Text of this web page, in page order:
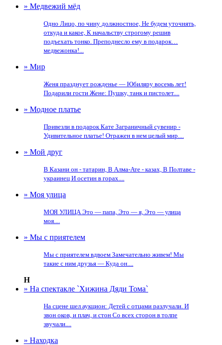
» Медвежий мёд
Одно Лицо, по чину должностное, Не будем уточнять,
откуда и какое, К начальству строгому решив
подъехать тонко. Преподнесло ему в подарок…
медвежонка!...
» Мир
Женя празднует рожденье — Юбиляру восемь лет!
Подарили гости Жене: Пушку, танк и пистолет....
» Модное платье
Привезли в подарок Кате Заграничный сувенир -
Удивительное платье! Отражен в нем целый мир....
» Мой друг
В Казани он - татарин, В Алма-Ате - казах, В Полтаве -
украинец И осетин в горах....
» Моя улица
МОЯ УЛИЦА Это — папа, Это — я, Это — улица
моя....
» Мы с приятелем
Мы с приятелем вдвоем Замечательно живем! Мы
такие с ним друзья — Куда он....
Н
» На спектакле `Хижина Дяди Тома`
На сцене шел аукцион: Детей с отцами разлучали. И
звон оков, и плач, и стон Со всех сторон в толпе
звучали....
» Находка